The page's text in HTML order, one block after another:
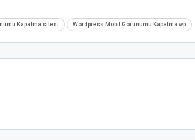
Kapatma sitesi Wordpress Mobil Görünümü Kapatma wp